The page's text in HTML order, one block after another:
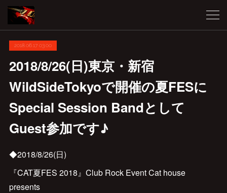
2018.06.17 03:00
2018/8/26(日)東京・新宿
WildSideTokyoで開催の夏FESに
Special Session Bandとして
Guest参加です♪
◆2018/8/26(日)
『CAT夏FES 2018』Club Rock Event Cat house
presents